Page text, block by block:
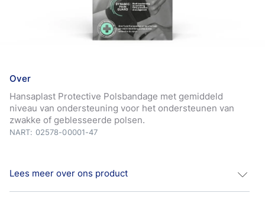
Over
Hansaplast Protective Polsbandage met gemiddeld
niveau van ondersteuning voor het ondersteunen van
zwakke of geblesseerde polsen.
NART: 02578-00001-47
Lees meer over ons product